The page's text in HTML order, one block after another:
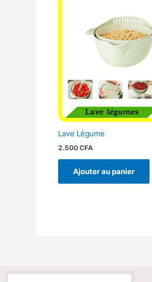
Lave Légume
2.500CFA
Ajouter au panier